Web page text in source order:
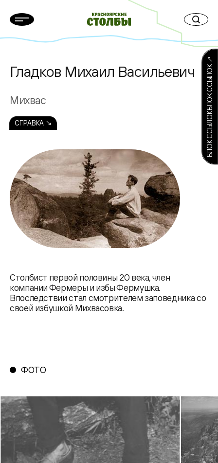
Гладков Михаил Васильевич
Михвас
СПРАВКА ↘
Столбист первой половины 20 века, член
компании Фермеры и избы Фермушка.
Впоследствии стал смотрителем заповедника со
своей избушкой Михвасовка.
БЛОК ССЫЛОКБЛОК ССЫЛОК ↗
ФОТО